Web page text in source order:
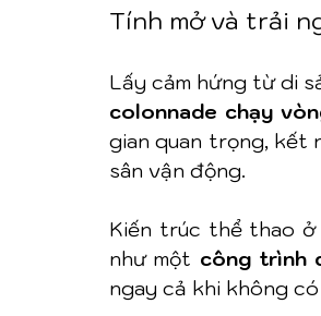
Tính mở và trải
Lấy cảm hứng từ di
colonnade chạy
gian quan trọng, kết
sân vận động.
Kiến trúc thể thao ở
như một công trình
ngay cả khi không